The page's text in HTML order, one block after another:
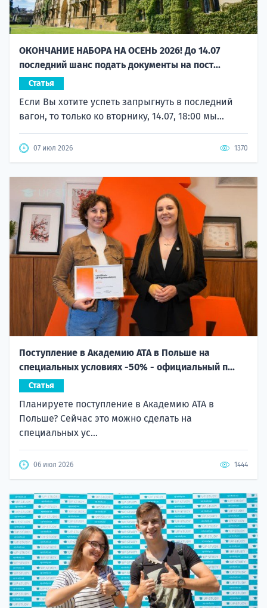
ОКОНЧАНИЕ НАБОРА НА ОСЕНЬ 2026! До 14.07
последний шанс подать документы на пост...
Статья
Если Вы хотите успеть запрыгнуть в последний
вагон, то только ко вторнику, 14.07, 18:00 мы...
07 июл 2026 1370
Поступление в Академию ATA в Польше на
специальных условиях -50% - официальный п...
Статья
Планируете поступление в Академию ATA в
Польше? Сейчас это можно сделать на
специальных ус...
06 июл 2026 1444